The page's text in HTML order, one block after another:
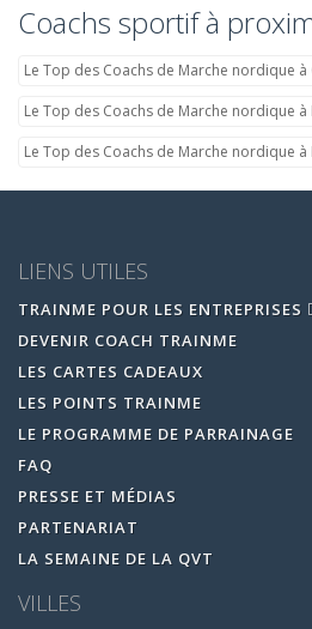
Coachs sportif à
Le Top des Coachs de Marche nordique à
Le Top des Coachs de Marche nordique à
Le Top des Coachs de Marche nordique à
LIENS UTILES
TRAINME POUR LES ENTREPRISES
DEVENIR COACH TRAINME
LES CARTES CADEAUX
LES POINTS TRAINME
LE PROGRAMME DE PARRAINAGE
FAQ
PRESSE ET MÉDIAS
PARTENARIAT
LA SEMAINE DE LA QVT
VILLES